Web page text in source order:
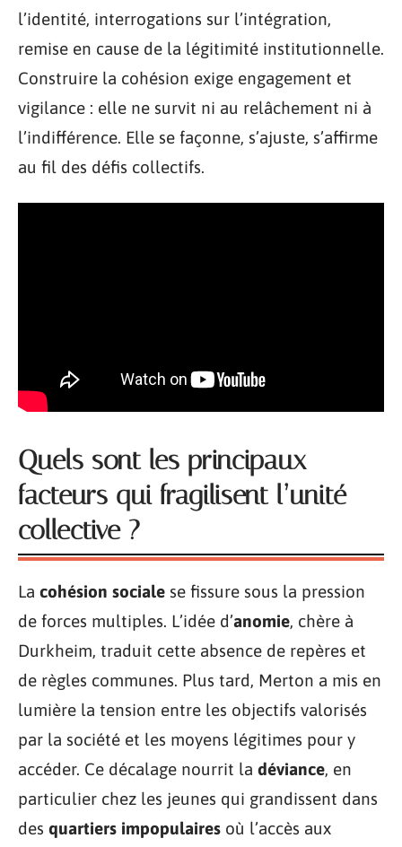
l’identité, interrogations sur l’intégration,
remise en cause de la légitimité institutionnelle.
Construire la cohésion exige engagement et
vigilance : elle ne survit ni au relâchement ni à
l’indifférence. Elle se façonne, s’ajuste, s’affirme
au fil des défis collectifs.
Quels sont les principaux
facteurs qui fragilisent l’unité
collective ?
La cohésion sociale se fissure sous la pression
de forces multiples. L’idée d’anomie, chère à
Durkheim, traduit cette absence de repères et
de règles communes. Plus tard, Merton a mis en
lumière la tension entre les objectifs valorisés
par la société et les moyens légitimes pour y
accéder. Ce décalage nourrit la déviance, en
particulier chez les jeunes qui grandissent dans
des quartiers impopulaires où l’accès aux